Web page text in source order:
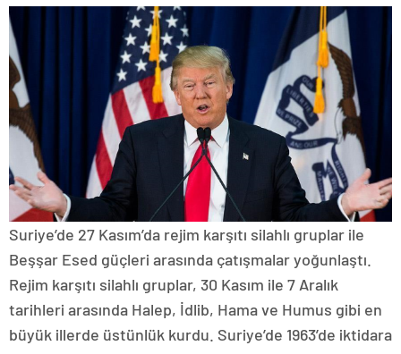
Suriye’de 27 Kasım’da rejim karşıtı silahlı gruplar ile
Beşşar Esed güçleri arasında çatışmalar yoğunlaştı.
Rejim karşıtı silahlı gruplar, 30 Kasım ile 7 Aralık
tarihleri arasında Halep, İdlib, Hama ve Humus gibi en
büyük illerde üstünlük kurdu. Suriye’de 1963’de iktidara